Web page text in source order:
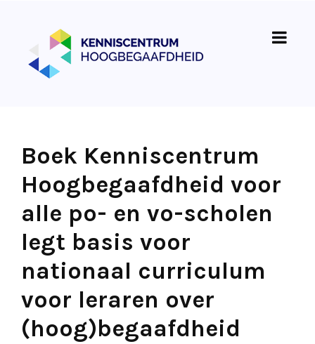
Boek Kenniscentrum
Hoogbegaafdheid voor
alle po- en vo-scholen
legt basis voor
nationaal curriculum
voor leraren over
(hoog)begaafdheid